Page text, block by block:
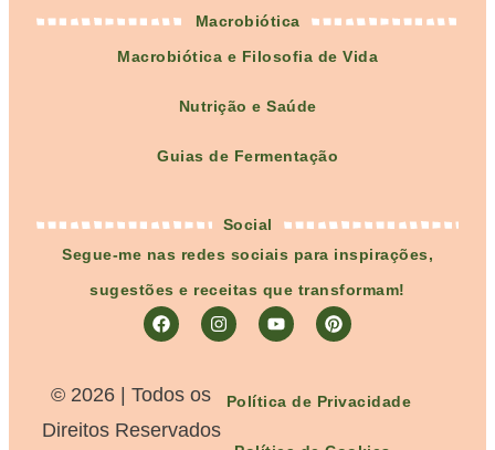
Macrobiótica
Macrobiótica e Filosofia de Vida
Nutrição e Saúde
Guias de Fermentação
Social
Segue-me nas redes sociais para inspirações,
sugestões e receitas que transformam!
©️ 2026 | Todos os
Direitos Reservados
Política de Privacidade